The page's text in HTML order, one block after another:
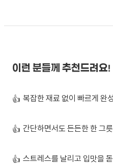
이런 분들께 추천드려요!
👍 복잡한 재료 없이 빠르게 완
👍 간단하면서도 든든한 한 그
👍 스트레스를 날리고 입맛을